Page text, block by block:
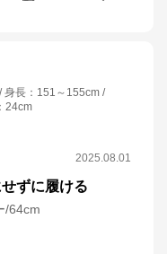
身長 ： 151～155cm
： 24cm
2025.08.01
ずに履ける
/64cm